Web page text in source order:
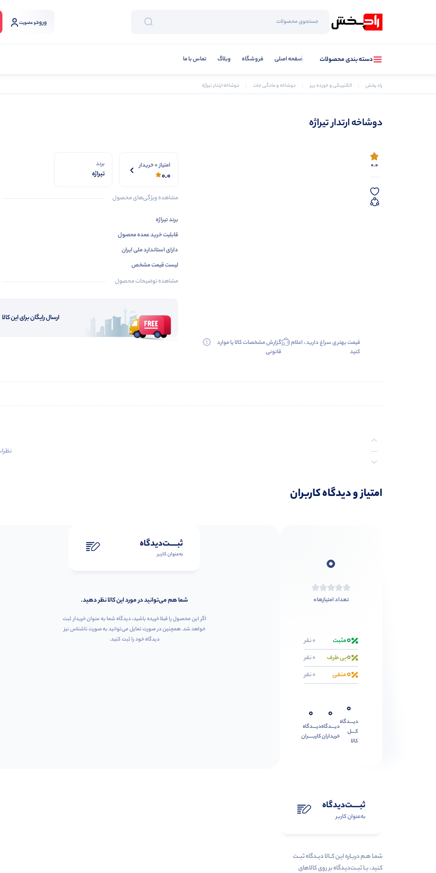
ورودو عضویت
دسته بندی محصولات صفحه اصلی فروشگاه وبلاگ تماس با ما
راد پخش الکتریکی و خورده ریز دوشاخه و مادگی جات دوشاخه ارتدار تیراژه
دوشاخه ارتدار تیراژه
0.0
قیمت بهتری سراغ دارید ، اعلام
کنید
گزارش مشخصات کالا یا موارد
قانونی
امتیاز 0 خریدار
0.0
برند
تیراژه
مشاهده ویژگی‌های محصول
برند تیراژه
قابلیت خرید عمده محصول
دارای استاندارد ملی ایران
لیست قیمت مشخص
مناسب برای فروشگاه
گارانتی تعویض همه محصولات
دارای گواهینامه ایزو
سبد محصول تکمیل
مشاهده توضیحات محصول
ارسال رایگان برای این کالا
نظرات (0)
امتیاز و دیدگاه کاربران
0
تعداد امتیازها0
0مثبت 0 نفر
0بی طرف 0 نفر
0منفی 0 نفر
0
دیــــدگاه
کــــل
کالا
0
دیــــدگاه
خریداران
0
دیــــدگاه
کاربـــــران
ثبـــــت‌دیدگاه
به‌عنوان کاربر
شمـا هـم دربـاره ایـن کــالا دیــدگاه ثبــت
کنید، بــا ثبــت‌دیـدگاه بر روی کالاهای
ثبـــــت‌دیدگاه
به‌عنوان کاربر
شما هم می‌توانید در مورد این کالا نظر دهید.
اگر این محصول را قبلا خریده باشید، دیدگاه شما به عنوان خریدار ثبت
خواهد شد. همچنین در صورت تمایل می‌توانید به صورت ناشناس نیز
دیدگاه خود را ثبت کنید.